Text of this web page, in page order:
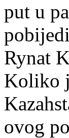
put u
Rynat
Koliko
ovog